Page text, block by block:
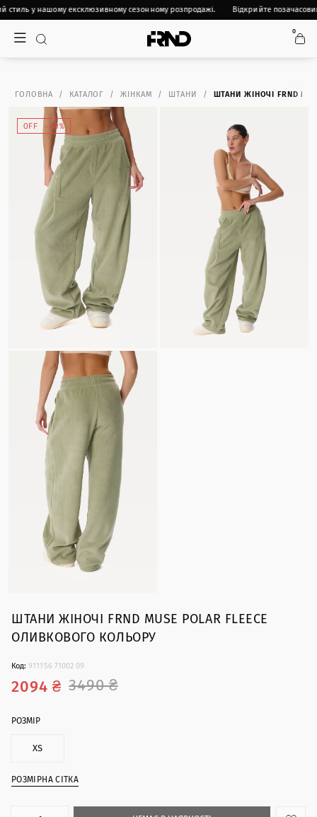
стиль у нашому ексклюзивному сезонному розпродажі. Відкрийте
0
ГОЛОВНА КАТАЛОГ ЖІНКАМ ШТАНИ ШТАНИ ЖІНОЧІ FRND
OFF -40%
ШТАНИ ЖІНОЧІ FRND MUSE POLAR FLEECE
ОЛИВКОВОГО КОЛЬОРУ
Код:911156 71002 09
3490 ₴
2094 ₴
РОЗМІР
XS
РОЗМІРНА СІТКА